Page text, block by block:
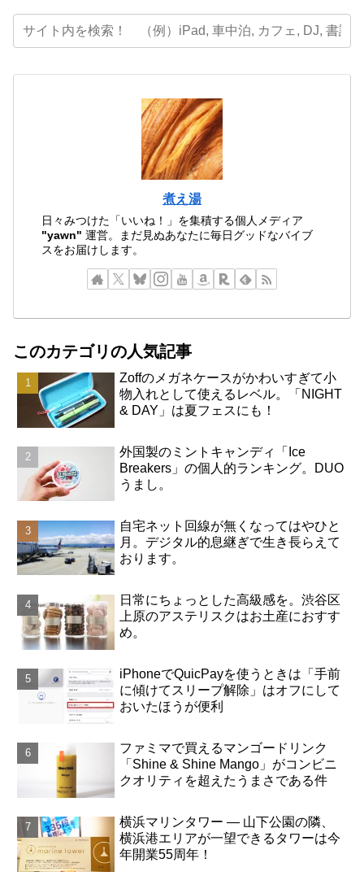
煮え湯
日々みつけた「いいね！」を集積する個人メディア
"yawn" 運営。まだ見ぬあなたに毎日グッドなバイブ
スをお届けします。
このカテゴリの人気記事
Zoffのメガネケースがかわいすぎて小
物入れとして使えるレベル。「NIGHT
& DAY」は夏フェスにも！
外国製のミントキャンディ「Ice
Breakers」の個人的ランキング。DUO
うまし。
自宅ネット回線が無くなってはやひと
月。デジタル的息継ぎで生き長らえて
おります。
日常にちょっとした高級感を。渋谷区
上原のアステリスクはお土産におすす
め。
iPhoneでQuicPayを使うときは「手前
に傾けてスリープ解除」はオフにして
おいたほうが便利
ファミマで買えるマンゴードリンク
「Shine & Shine Mango」がコンビニ
クオリティを超えたうまさである件
横浜マリンタワー ― 山下公園の隣、
横浜港エリアが一望できるタワーは今
年開業55周年！